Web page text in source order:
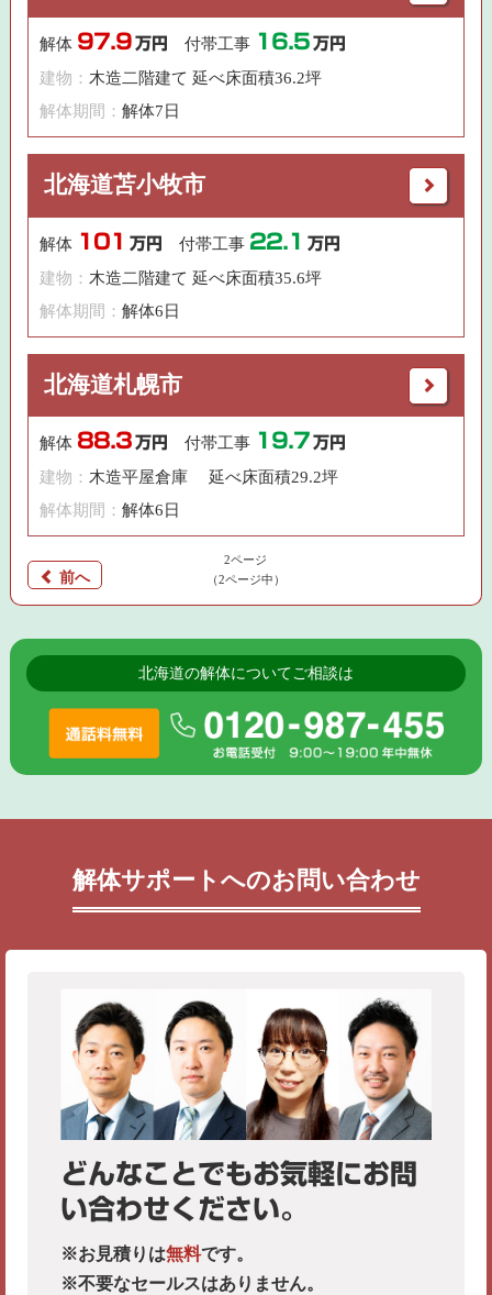
解体 97.9 万円 付帯工事 16.5 万円
建物：木造二階建て 延べ床面積36.2坪
解体期間：解体7日
北海道苫小牧市
解体 101 万円 付帯工事 22.1 万円
建物： 木造二階建て 延べ床面積35.6坪
解体期間：解体6日
北海道札幌市
解体 88.3 万円 付帯工事 19.7 万円
建物：木造平屋倉庫 延べ床面積29.2坪
解体期間：解体6日
前へ
2ページ
（2ページ中）
北海道の解体についてご相談は
解体サポートへのお問い合わせ
どんなことでもお気軽にお問
い合わせください。
※お見積りは無料です。
※不要なセールスはありません。